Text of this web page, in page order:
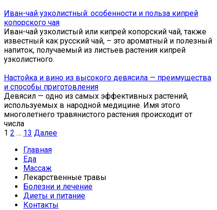
Иван-чай узколистный: особенности и польза кипрей
копорского чая
Иван-чай узколистый или кипрей копорский чай, также
известный как русский чай, – это ароматный и полезный
напиток, получаемый из листьев растения кипрей
узколистного.
Настойка и вино из высокого девясила — преимущества
и способы приготовления
Девясил — одно из самых эффективных растений,
используемых в народной медицине. Имя этого
многолетнего травянистого растения происходит от
числа
Пагинация
1 2 … 13 Далее
Главная
Еда
Массаж
Лекарственные травы
Болезни и лечение
Диеты и питание
Контакты